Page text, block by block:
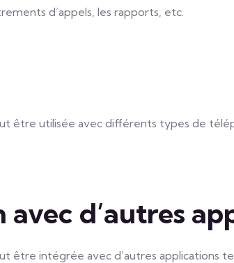
d’appels, les rapports, etc.
être utilisée avec différents types de
d’autres
être intégrée avec d’autres applications